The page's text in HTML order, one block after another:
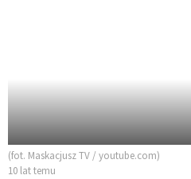
(fot. Maskacjusz TV / youtube.com)
10 lat temu